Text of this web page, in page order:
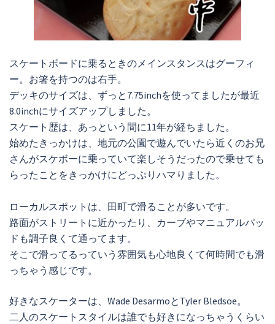
スケートボードに乗るときのメインスタンスはグーフィ
ー。お箸を持つのは右手。
デッキのサイズは、ずっと7.75inchを使ってましたが最近
8.0inchにサイズアップしました。
スケート歴は、あっという間に11年が経ちました。
始めたきっかけは、地元の公園で遊んでいたら近くのお兄
さんがスケボーに乗っていて楽しそうだったので乗せても
らったことをきっかけにどっぷりハマりました。
ローカルスポットは、田町で滑ることが多いです。
路面がストリートに近かったり、カーブやマニュアルパッ
ドも調子良くて通ってます。
そこで滑ってるっていう雰囲気も心地良くて何時間でも滑
っちゃう感じです。
好きなスケーターは、Wade DesarmoとTyler Bledsoe。
二人のスケートスタイルは誰でも好きになっちゃうくらい